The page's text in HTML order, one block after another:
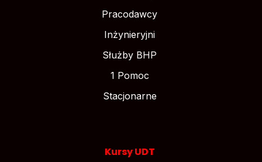
Pracodawcy
Inżynieryjni
Służby BHP
1 Pomoc
Stacjonarne
Kursy UDT